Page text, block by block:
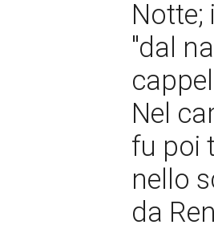
Notte;
"dal
Nel
fu poi
nello
da